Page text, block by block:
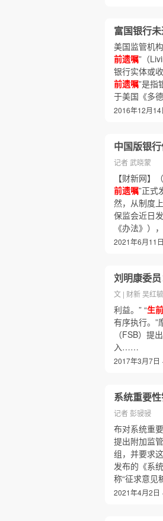
富国银行
美国监管机
前遗嘱”（
银行实体或
前遗嘱”是指
于美国《多
2016年12月14
中国版银
记者 武晓蒙
【财新网】
前遗嘱”正式
然，从制度
保监会近日
《办法》）
2021年6月11
刘明康委
文 | 财新 吴红
利益。” “生
有序执行。”
（FSB）提
入……
2017年3月7日 ·
系统重要
记者 彭骎骎
布对系统重
提出附加监
组，并要求
发布的《系
称“征求意
2021年4月2日 ·